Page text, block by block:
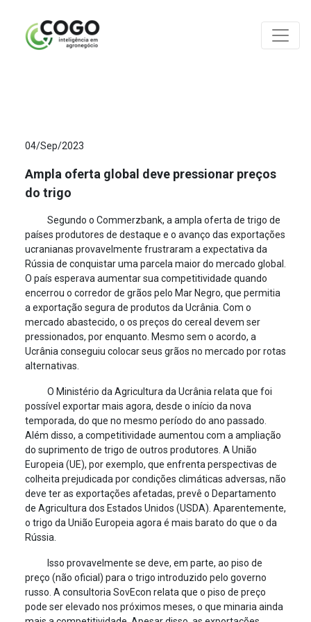
04/Sep/2023
Ampla oferta global deve pressionar preços
do trigo
Segundo o Commerzbank, a ampla oferta de trigo de
países produtores de destaque e o avanço das exportações
ucranianas provavelmente frustraram a expectativa da
Rússia de conquistar uma parcela maior do mercado global.
O país esperava aumentar sua competitividade quando
encerrou o corredor de grãos pelo Mar Negro, que permitia
a exportação segura de produtos da Ucrânia. Com o
mercado abastecido, o os preços do cereal devem ser
pressionados, por enquanto. Mesmo sem o acordo, a
Ucrânia conseguiu colocar seus grãos no mercado por rotas
alternativas.
O Ministério da Agricultura da Ucrânia relata que foi
possível exportar mais agora, desde o início da nova
temporada, do que no mesmo período do ano passado.
Além disso, a competitividade aumentou com a ampliação
do suprimento de trigo de outros produtores. A União
Europeia (UE), por exemplo, que enfrenta perspectivas de
colheita prejudicada por condições climáticas adversas, não
deve ter as exportações afetadas, prevê o Departamento
de Agricultura dos Estados Unidos (USDA). Aparentemente,
o trigo da União Europeia agora é mais barato do que o da
Rússia.
Isso provavelmente se deve, em parte, ao piso de
preço (não oficial) para o trigo introduzido pelo governo
russo. A consultoria SovEcon relata que o piso de preço
pode ser elevado nos próximos meses, o que minaria ainda